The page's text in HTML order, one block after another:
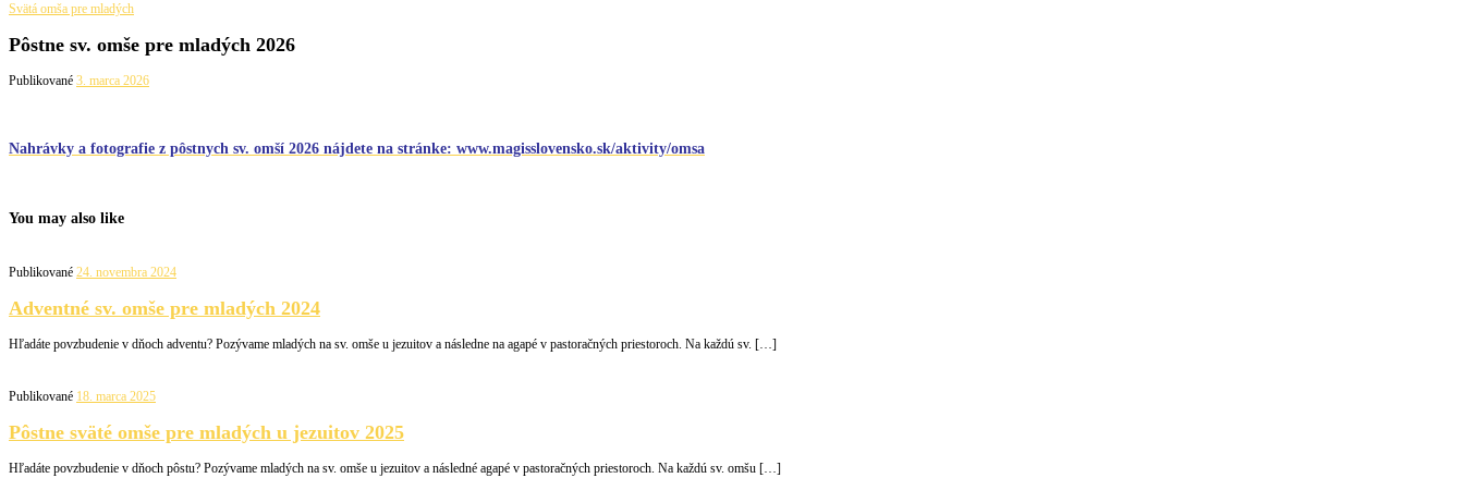
Svätá omša pre mladých
Pôstne sv. omše pre mladých 2026
Publikované 3. marca 2026
Nahrávky a fotografie z pôstnych sv. omší 2026 nájdete na stránke: www.magisslovensko.sk/aktivity/omsa
You may also like
Publikované 24. novembra 2024
Adventné sv. omše pre mladých 2024
Hľadáte povzbudenie v dňoch adventu? Pozývame mladých na sv. omše u jezuitov a následne na agapé v pastoračných priestoroch. Na každú sv. […]
Publikované 18. marca 2025
Pôstne sväté omše pre mladých u jezuitov 2025
Hľadáte povzbudenie v dňoch pôstu? Pozývame mladých na sv. omše u jezuitov a následné agapé v pastoračných priestoroch. Na každú sv. omšu […]